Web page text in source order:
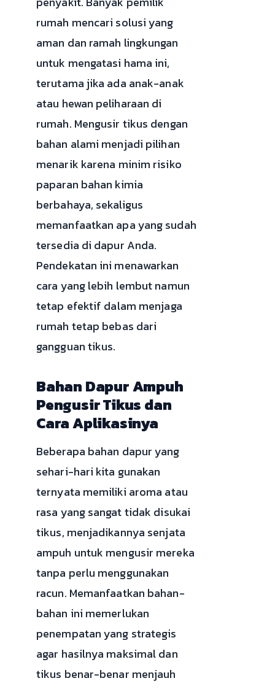
rumah mencari solusi yang
aman dan ramah lingkungan
untuk mengatasi hama ini,
terutama jika ada anak-anak
atau hewan peliharaan di
rumah. Mengusir tikus dengan
bahan alami menjadi pilihan
menarik karena minim risiko
paparan bahan kimia
berbahaya, sekaligus
memanfaatkan apa yang sudah
tersedia di dapur Anda.
Pendekatan ini menawarkan
cara yang lebih lembut namun
tetap efektif dalam menjaga
rumah tetap bebas dari
gangguan tikus.
Bahan Dapur Ampuh
Pengusir Tikus dan
Cara Aplikasinya
Beberapa bahan dapur yang
sehari-hari kita gunakan
ternyata memiliki aroma atau
rasa yang sangat tidak disukai
tikus, menjadikannya senjata
ampuh untuk mengusir mereka
tanpa perlu menggunakan
racun. Memanfaatkan bahan-
bahan ini memerlukan
penempatan yang strategis
agar hasilnya maksimal dan
tikus benar-benar menjauh